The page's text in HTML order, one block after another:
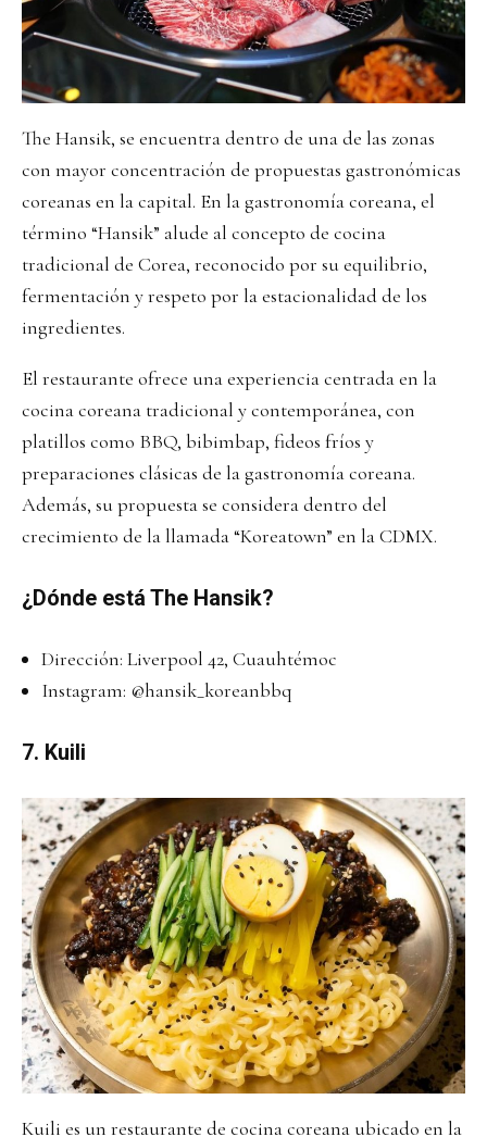
The Hansik, se encuentra dentro de una de las zonas
con mayor concentración de propuestas gastronómicas
coreanas en la capital. En la gastronomía coreana, el
término “Hansik” alude al concepto de cocina
tradicional de Corea, reconocido por su equilibrio,
fermentación y respeto por la estacionalidad de los
ingredientes.
El restaurante ofrece una experiencia centrada en la
cocina coreana tradicional y contemporánea, con
platillos como BBQ, bibimbap, fideos fríos y
preparaciones clásicas de la gastronomía coreana.
Además, su propuesta se considera dentro del
crecimiento de la llamada “Koreatown” en la CDMX.
¿Dónde está The Hansik?
Dirección: Liverpool 42, Cuauhtémoc
Instagram: @hansik_koreanbbq
7. Kuili
Kuili es un restaurante de cocina coreana ubicado en la